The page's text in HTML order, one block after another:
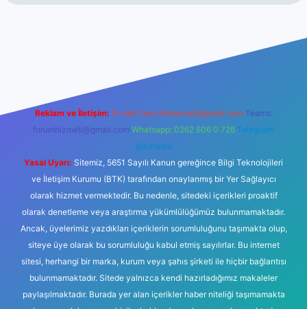
Reklam ve İletişim: E-mail: backlinkpaneli@gmail.com Teams:
forumhizmeti@gmail.com Whatsapp: 0262 606 0 726 Telegram:
@karabul
Yasal Uyarı: Sitemiz, 5651 Sayılı Kanun gereğince Bilgi Teknolojileri
ve İletişim Kurumu (BTK) tarafından onaylanmış bir Yer Sağlayıcı
olarak hizmet vermektedir. Bu nedenle, sitedeki içerikleri proaktif
olarak denetleme veya araştırma yükümlülüğümüz bulunmamaktadır.
Ancak, üyelerimiz yazdıkları içeriklerin sorumluluğunu taşımakta olup,
siteye üye olarak bu sorumluluğu kabul etmiş sayılırlar. Bu internet
sitesi, herhangi bir marka, kurum veya şahıs şirketi ile hiçbir bağlantısı
bulunmamaktadır. Sitede yalnızca kendi hazırladığımız makaleler
paylaşılmaktadır. Burada yer alan içerikler haber niteliği taşımamakta